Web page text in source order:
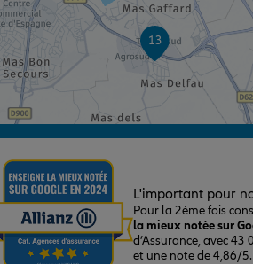
13
L'important pour
Pour la 2ème fois
la mieux notée sur
d’Assurance, avec 43
et une note de 4,86/5.